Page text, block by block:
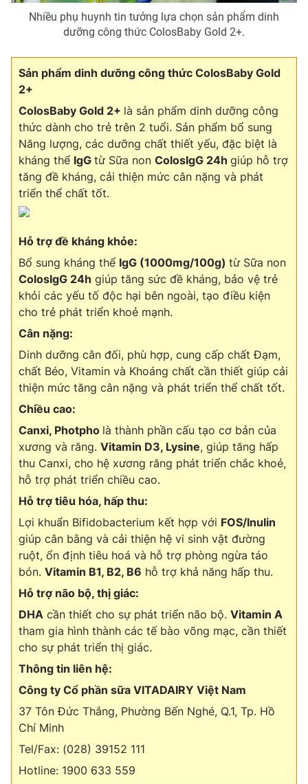
Nhiều phụ huynh tin tưởng lựa chọn sản phẩm dinh
dưỡng công thức ColosBaby Gold 2+.
Sản phẩm dinh dưỡng công thức ColosBaby Gold
2+
ColosBaby Gold 2+ là sản phẩm dinh dưỡng công
thức dành cho trẻ trên 2 tuổi. Sản phẩm bổ sung
Năng lượng, các dưỡng chất thiết yếu, đặc biệt là
kháng thể IgG từ Sữa non ColosIgG 24h giúp hỗ trợ
tăng đề kháng, cải thiện mức cân nặng và phát
triển thể chất tốt.
Hỗ trợ đề kháng khỏe:
Bổ sung kháng thể IgG (1000mg/100g) từ Sữa non
ColosIgG 24h giúp tăng sức đề kháng, bảo vệ trẻ
khỏi các yếu tố độc hại bên ngoài, tạo điều kiện
cho trẻ phát triển khoẻ mạnh.
Cân nặng:
Dinh dưỡng cân đối, phù hợp, cung cấp chất Đạm,
chất Béo, Vitamin và Khoáng chất cần thiết giúp cải
thiện mức tăng cân nặng và phát triển thể chất tốt.
Chiều cao:
Canxi, Photpho là thành phần cấu tạo cơ bản của
xương và răng. Vitamin D3, Lysine, giúp tăng hấp
thu Canxi, cho hệ xương răng phát triển chắc khoẻ,
hỗ trợ phát triển chiều cao.
Hỗ trợ tiêu hóa, hấp thu:
Lợi khuẩn Bifidobacterium kết hợp với FOS/Inulin
giúp cân bằng và cải thiện hệ vi sinh vật đường
ruột, ổn định tiêu hoá và hỗ trợ phòng ngừa táo
bón. Vitamin B1, B2, B6 hỗ trợ khả năng hấp thu.
Hỗ trợ não bộ, thị giác:
DHA cần thiết cho sự phát triển não bộ. Vitamin A
tham gia hình thành các tế bào võng mạc, cần thiết
cho sự phát triển thị giác.
Thông tin liên hệ:
Công ty Cổ phần sữa VITADAIRY Việt Nam
37 Tôn Đức Thắng, Phường Bến Nghé, Q.1, Tp. Hồ
Chí Minh
Tel/Fax: (028) 39152 111
Hotline: 1900 633 559